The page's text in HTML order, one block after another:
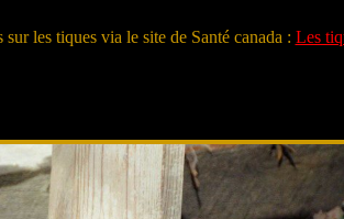
les tiques via le site de Santé canada : Les